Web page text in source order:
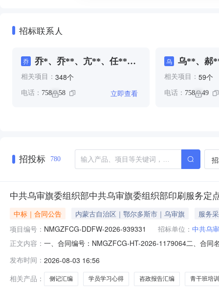
招标联系人
乔
乔*、乔**、亢**、任**、
哈***、夏**、张**、张*、
**、曹*、李*、李**、李
陈**、高**、高**、高**
相关项目： 348个
电话： 758**58 立即查看
乌 乌**、郝
相关项目： 59个
电话： 758**49
招投标 780
中共乌审旗委组织部中共乌审旗委组织部印刷服务定
中标｜合同公告 内蒙古自治区｜鄂尔多斯市｜乌审旗
服务
项目编号： NMGZFCG-DDFW-2026-939331 招标单位： 中共乌
正文内容： 一、合同编号：NMGZFCG-HT-2026-1179064二、合同
方)：乌审旗汇硕印刷厂地址：乌审旗嘎鲁图镇锡尼路北
发布时间： 2026-08-03 16:56
相关产品：
侧记汇编 学员学习心得 咨政报告汇编 青干班培